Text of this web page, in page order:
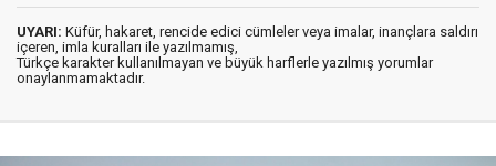
UYARI: Küfür, hakaret, rencide edici cümleler veya imalar, inançlara saldırı
içeren, imla kuralları ile yazılmamış,
Türkçe karakter kullanılmayan ve büyük harflerle yazılmış yorumlar
onaylanmamaktadır.